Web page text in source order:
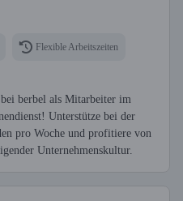
Flexible Arbeitszeiten
berbel als Mitarbeiter im
Unterstütze bei der
pro Woche und profitiere von
Unternehmenskultur.